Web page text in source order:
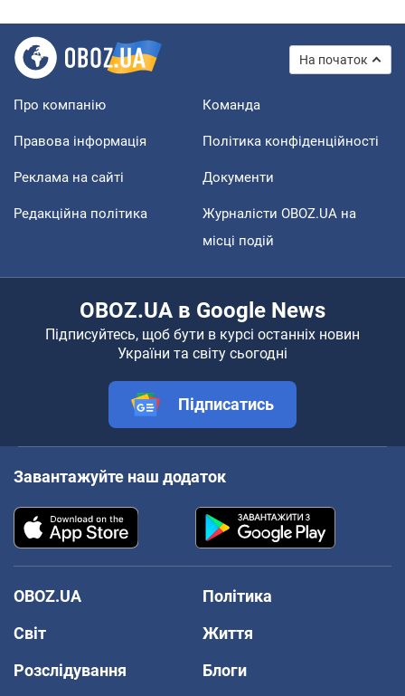
На початок
Про компанію Команда
Правова інформація Політика конфіденційності
Реклама на сайті Документи
Редакційна політика
Журналісти OBOZ.UA на
місці подій
OBOZ.UA в Google News
Підписуйтесь, щоб бути в курсі останніх новин
України та світу сьогодні
Підписатись
Завантажуйте наш додаток
OBOZ.UA
Політика
Світ
Життя
Розслідування
Блоги